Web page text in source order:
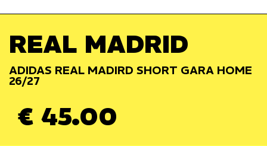
REAL MADRID
ADIDAS REAL MADIRD SHORT GARA HOME
26/27
€ 45.00